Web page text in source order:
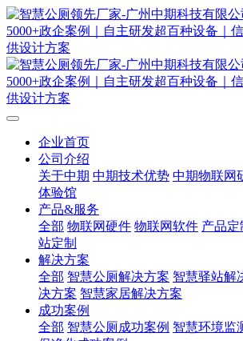
企业首页
公司介绍
关于中期 中期技术优势 中期物联网
体验馆
产品&服务
全部 物联网硬件 物联网软件 产品定
站定制
解决方案
全部 智慧公厕解决方案 智慧驿站解
决方案 智慧家居解决方案
成功案例
全部 智慧公厕成功案例 智慧环境监